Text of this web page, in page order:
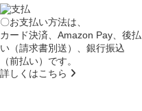
〇お支払い方法は、
カード決済、Amazon Pay、後払
い（請求書別送）、銀行振込
（前払い）です。
詳しくはこちら